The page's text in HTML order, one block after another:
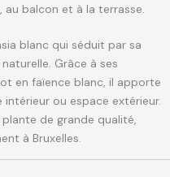
au balcon et à la terrasse.
blanc qui séduit par sa
Grâce à ses
en faïence blanc, il apporte
ou espace extérieur.
de grande qualité,
à Bruxelles.